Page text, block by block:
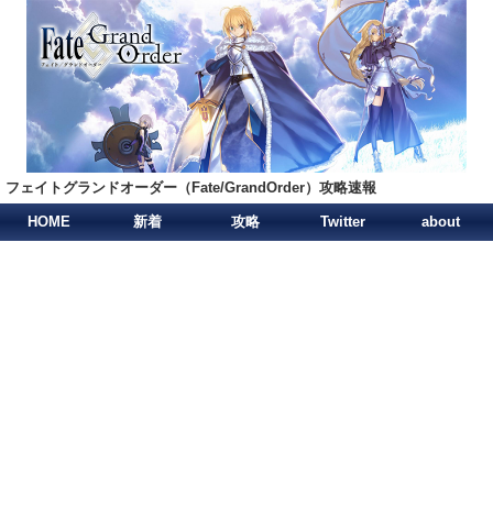
フェイトグランドオーダー（Fate/GrandOrder）攻略速報
HOME 新着 攻略 Twitter about